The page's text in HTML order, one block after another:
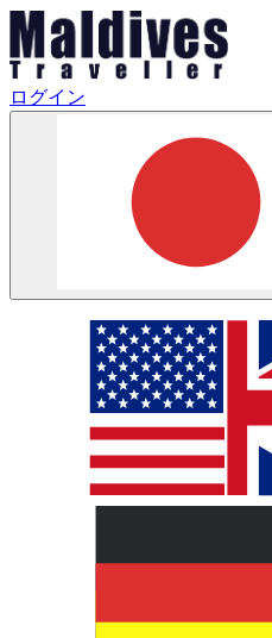
ログイン